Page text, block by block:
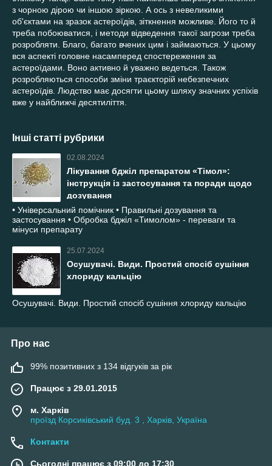
з чорною дірою чи іншою зіркою. А ось з невеликими
об'єктами на зразок астероїдів, зіткнення можливе. Його то й
треба побоюватися, і методи відведення такої загрози треба
розробляти. Благо, багато вчених цим і займаються. У цьому
вся аспекті головне насамперед спостереження за
астероїдами. Воно активно й уважно ведеться. Також
розробляються способи зміни траєкторій небезпечних
астероїдів. Людство має досягти цьому шляху значних успіхів
вже у найближчі десятиліття.
Інші статті рубрики
02.08.2024
Лікування бджіл препаратом «Тімол»:
інструкція із застосування та поради щодо
дозування
• Універсальний помічник • Правильні дозування та
застосування • Обробка бджіл «Тимолом» - переваги та
мінуси препарату
25.07.2024
Осушувачі. Види. Простий спосіб сушіння
хлориду кальцію
Осушувачі. Види. Простий спосіб сушіння хлориду кальцію
Про нас
99% позитивних з 134 відгуків за рік
Працює з 29.01.2015
м. Харків
проїзд Корсиківський буд. 3 , Харків, Україна
Контакти
Сьогодні працює з 09:00 до 17:30